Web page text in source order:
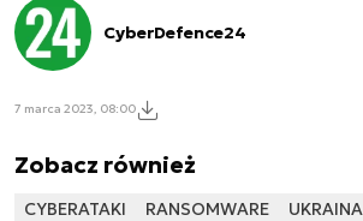
CyberDefence24
7 marca 2023, 08:00
Zobacz również
CYBERATAKI RANSOMWARE UKRAINA